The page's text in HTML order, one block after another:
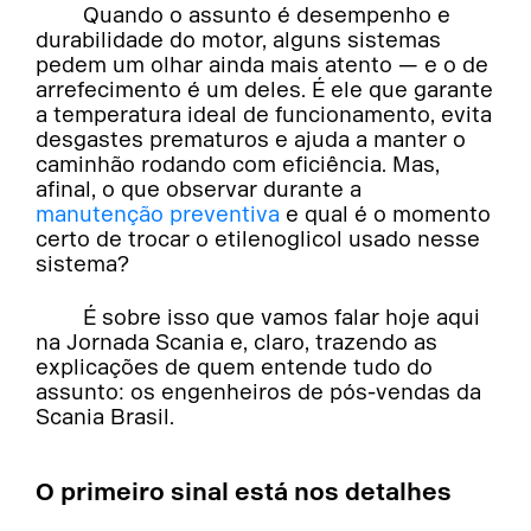
Quando o assunto é desempenho e
durabilidade do motor, alguns sistemas
pedem um olhar ainda mais atento — e o de
arrefecimento é um deles. É ele que garante
a temperatura ideal de funcionamento, evita
desgastes prematuros e ajuda a manter o
caminhão rodando com eficiência. Mas,
afinal, o que observar durante a
manutenção preventiva e qual é o momento
certo de trocar o etilenoglicol usado nesse
sistema?
É sobre isso que vamos falar hoje aqui
na Jornada Scania e, claro, trazendo as
explicações de quem entende tudo do
assunto: os engenheiros de pós-vendas da
Scania Brasil.
O primeiro sinal está nos detalhes